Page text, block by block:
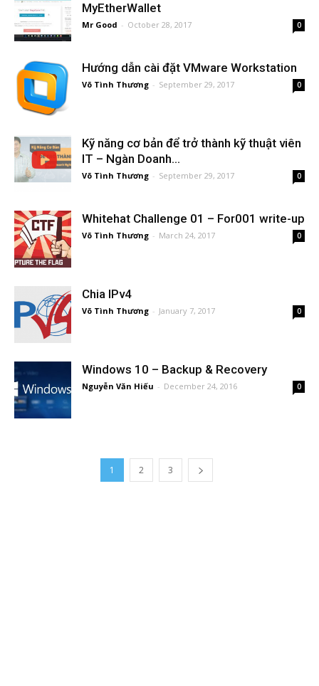
MyEtherWallet
Mr Good - October 28, 2017 0
Hướng dẫn cài đặt VMware Workstation
Võ Tình Thương - September 29, 2017 0
Kỹ năng cơ bản để trở thành kỹ thuật viên
IT – Ngàn Doanh...
Võ Tình Thương - September 29, 2017 0
Whitehat Challenge 01 – For001 write-up
Võ Tình Thương - March 24, 2017 0
Chia IPv4
Võ Tình Thương - January 7, 2017 0
Windows 10 – Backup & Recovery
Nguyễn Văn Hiếu - December 24, 2016 0
1 2 3